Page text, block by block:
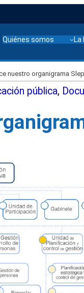
Quiénes somos La
nuestro organigrama
pública,